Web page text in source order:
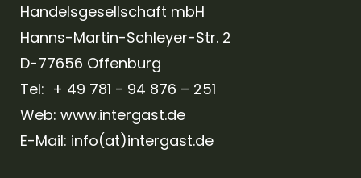
Handelsgesellschaft mbH
Hanns-Martin-Schleyer-Str. 2
D-77656 Offenburg
Tel: + 49 781 - 94 876 – 251
Web: www.intergast.de
E-Mail: info(at)intergast.de